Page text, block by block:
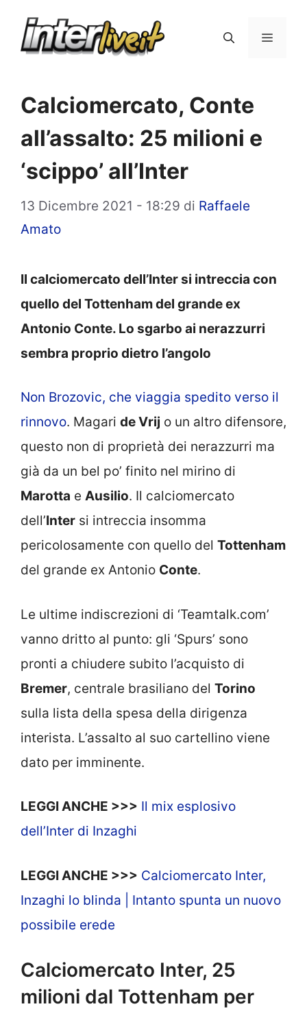
Menu
Calciomercato, Conte
all’assalto: 25 milioni e
‘scippo’ all’Inter
13 Dicembre 2021 - 18:29 di Raffaele
Amato
Il calciomercato dell’Inter si intreccia con
quello del Tottenham del grande ex
Antonio Conte. Lo sgarbo ai nerazzurri
sembra proprio dietro l’angolo
Non Brozovic, che viaggia spedito verso il
rinnovo. Magari de Vrij o un altro difensore,
questo non di proprietà dei nerazzurri ma
già da un bel po’ finito nel mirino di
Marotta e Ausilio. Il calciomercato
dell’Inter si intreccia insomma
pericolosamente con quello del Tottenham
del grande ex Antonio Conte.
Le ultime indiscrezioni di ‘Teamtalk.com’
vanno dritto al punto: gli ‘Spurs’ sono
pronti a chiudere subito l’acquisto di
Bremer, centrale brasiliano del Torino
sulla lista della spesa della dirigenza
interista. L’assalto al suo cartellino viene
dato per imminente.
LEGGI ANCHE >>> Il mix esplosivo
dell’Inter di Inzaghi
LEGGI ANCHE >>> Calciomercato Inter,
Inzaghi lo blinda | Intanto spunta un nuovo
possibile erede
Calciomercato Inter, 25
milioni dal Tottenham per